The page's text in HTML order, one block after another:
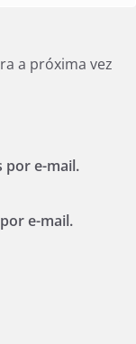
a próxima vez
por e-mail.
e-mail.